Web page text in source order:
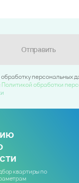
Отправить
персональных
Политикой обработки
квартиры по